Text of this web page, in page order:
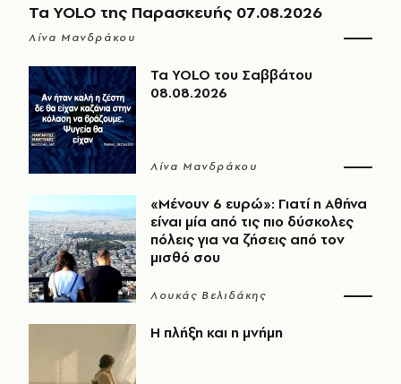
Τα YOLO της Παρασκευής 07.08.2026
Λίνα Μανδράκου
Τα YOLO του Σαββάτου
08.08.2026
Λίνα Μανδράκου
«Μένουν 6 ευρώ»: Γιατί η Αθήνα
είναι μία από τις πιο δύσκολες
πόλεις για να ζήσεις από τον
μισθό σου
Λουκάς Βελιδάκης
Η πλήξη και η μνήμη